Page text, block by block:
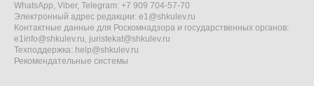
WhatsApp, Viber, Telegram: +7 909 704-57-70
Электронный адрес редакции: e1@shkulev.ru
Контактные данные для Роскомнадзора и государственных органов:
e1info@shkulev.ru, juristekat@shkulev.ru
Техподдержка: help@shkulev.ru
Рекомендательные системы